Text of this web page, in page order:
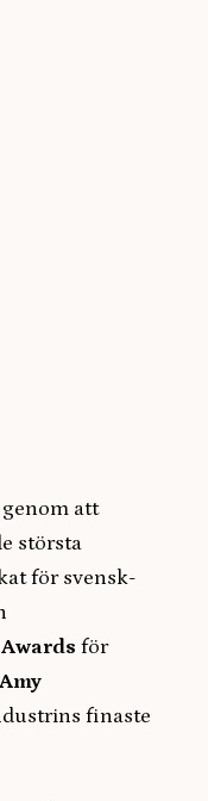
att
största
för svensk-
för
Amy
finaste